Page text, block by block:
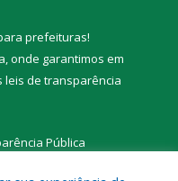
prefeituras!
onde garantimos em
leis de transparência
Pública